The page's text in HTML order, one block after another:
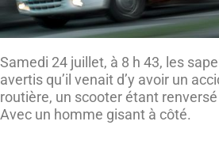
Samedi 24 juillet, à 8 h 43, les
avertis qu’il venait d’y avoir un
routière, un scooter étant
Avec un homme gisant à côté.